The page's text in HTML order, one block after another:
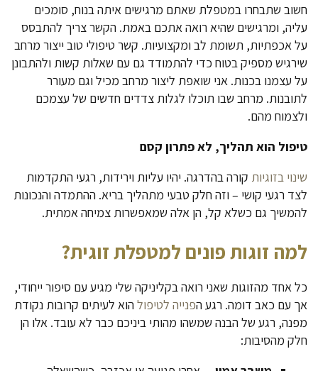
חשוב שתבחרו במטפלת שאתם מרגישים איתה בנוח, סומכים
עליה, ומרגישים שהיא רואה אתכם באמת. הקשר צריך להתבסס
על אכפתיות, תשומת לב ומקצועיות. קשר טיפולי טוב ייצור מרחב
שירגיש מספיק בטוח כדי להתמודד גם עם שאלות קשות ולהתבונן
על עצמנו בכנות. אני שואפת ליצור מרחב מכיל וגם מעורר
לתובנות. מרחב שבו תוכלו לגלות צדדים חדשים של עצמכם
ולצמוח מהם.
טיפול הוא תהליך, לא פתרון קסם
שינוי בזוגיות קורה בהדרגה. יהיו עליות וירידות, רגעי התקדמות
לצד רגעי קושי – וזה חלק טבעי מתהליך בריא. ההתמדה והנכונות
להמשיך גם כשלא קל, הן אלה שמאפשרות צמיחה אמתית.
למה זוגות פונים למטפלת זוגית?
כל אחד מהזוגות שאני רואה בקליניקה שלי מגיע עם סיפור ייחודי,
אך עם כאב דומה. רגע הפנייה לטיפולהוא לעיתים קרובות נקודת
מפנה, רגע של הבנה שמשהו מהותי ביניכם כבר לא עובד. אלו הן
חלק מהסיבות: